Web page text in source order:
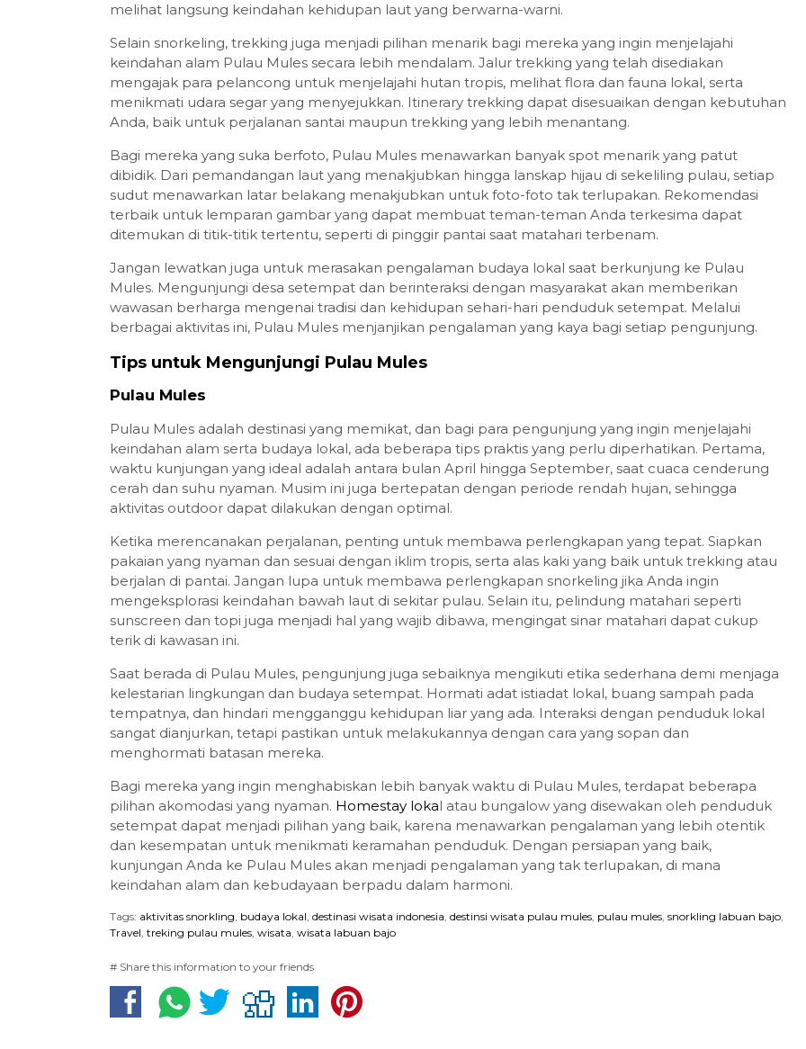
melihat langsung keindahan kehidupan laut yang berwarna-warni.
Selain snorkeling, trekking juga menjadi pilihan menarik bagi mereka yang ingin menjelajahi
keindahan alam Pulau Mules secara lebih mendalam. Jalur trekking yang telah disediakan
mengajak para pelancong untuk menjelajahi hutan tropis, melihat flora dan fauna lokal, serta
menikmati udara segar yang menyejukkan. Itinerary trekking dapat disesuaikan dengan kebutuhan
Anda, baik untuk perjalanan santai maupun trekking yang lebih menantang.
Bagi mereka yang suka berfoto, Pulau Mules menawarkan banyak spot menarik yang patut
dibidik. Dari pemandangan laut yang menakjubkan hingga lanskap hijau di sekeliling pulau, setiap
sudut menawarkan latar belakang menakjubkan untuk foto-foto tak terlupakan. Rekomendasi
terbaik untuk lemparan gambar yang dapat membuat teman-teman Anda terkesima dapat
ditemukan di titik-titik tertentu, seperti di pinggir pantai saat matahari terbenam.
Jangan lewatkan juga untuk merasakan pengalaman budaya lokal saat berkunjung ke Pulau
Mules. Mengunjungi desa setempat dan berinteraksi dengan masyarakat akan memberikan
wawasan berharga mengenai tradisi dan kehidupan sehari-hari penduduk setempat. Melalui
berbagai aktivitas ini, Pulau Mules menjanjikan pengalaman yang kaya bagi setiap pengunjung.
Tips untuk Mengunjungi Pulau Mules
Pulau Mules
Pulau Mules adalah destinasi yang memikat, dan bagi para pengunjung yang ingin menjelajahi
keindahan alam serta budaya lokal, ada beberapa tips praktis yang perlu diperhatikan. Pertama,
waktu kunjungan yang ideal adalah antara bulan April hingga September, saat cuaca cenderung
cerah dan suhu nyaman. Musim ini juga bertepatan dengan periode rendah hujan, sehingga
aktivitas outdoor dapat dilakukan dengan optimal.
Ketika merencanakan perjalanan, penting untuk membawa perlengkapan yang tepat. Siapkan
pakaian yang nyaman dan sesuai dengan iklim tropis, serta alas kaki yang baik untuk trekking atau
berjalan di pantai. Jangan lupa untuk membawa perlengkapan snorkeling jika Anda ingin
mengeksplorasi keindahan bawah laut di sekitar pulau. Selain itu, pelindung matahari seperti
sunscreen dan topi juga menjadi hal yang wajib dibawa, mengingat sinar matahari dapat cukup
terik di kawasan ini.
Saat berada di Pulau Mules, pengunjung juga sebaiknya mengikuti etika sederhana demi menjaga
kelestarian lingkungan dan budaya setempat. Hormati adat istiadat lokal, buang sampah pada
tempatnya, dan hindari mengganggu kehidupan liar yang ada. Interaksi dengan penduduk lokal
sangat dianjurkan, tetapi pastikan untuk melakukannya dengan cara yang sopan dan
menghormati batasan mereka.
Bagi mereka yang ingin menghabiskan lebih banyak waktu di Pulau Mules, terdapat beberapa
pilihan akomodasi yang nyaman. Homestay lokal atau bungalow yang disewakan oleh penduduk
setempat dapat menjadi pilihan yang baik, karena menawarkan pengalaman yang lebih otentik
dan kesempatan untuk menikmati keramahan penduduk. Dengan persiapan yang baik,
kunjungan Anda ke Pulau Mules akan menjadi pengalaman yang tak terlupakan, di mana
keindahan alam dan kebudayaan berpadu dalam harmoni.
Tags: aktivitas snorkling, budaya lokal, destinasi wisata indonesia, destinsi wisata pulau mules, pulau mules, snorkling labuan bajo,
Travel, treking pulau mules, wisata, wisata labuan bajo
# Share this information to your friends